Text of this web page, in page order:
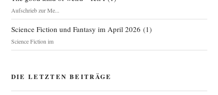
Aufschrieb zur Me...
Science Fiction und Fantasy im April 2026 (1)
Science Fiction im
DIE LETZTEN BEITRÄGE